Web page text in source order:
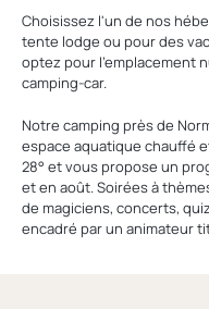
Choisissez l'un de nos
tente lodge ou pour des
optez pour l'emplacement
camping-car.
Notre camping près de
espace aquatique chauffé
28° et vous propose un
et en août. Soirées à
de magiciens, concerts,
encadré par un animateur